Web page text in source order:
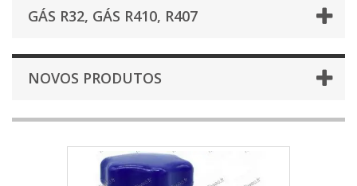
GÁS R32, GÁS R410, R407
NOVOS PRODUTOS